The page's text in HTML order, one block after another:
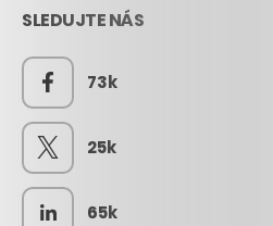
SLEDUJTE NÁS
73k
25k
65k